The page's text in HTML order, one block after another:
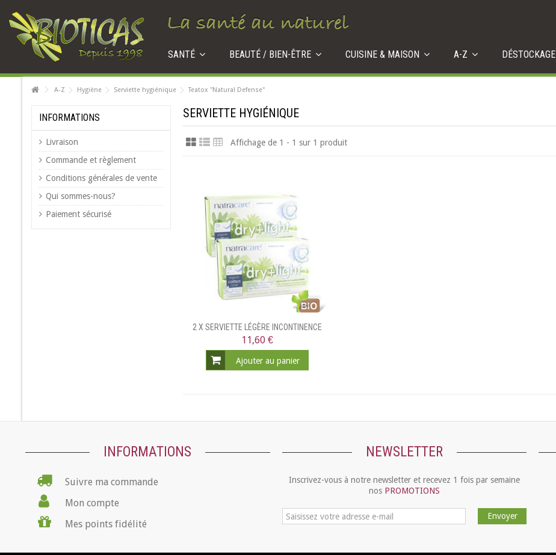
SANTÉ BEAUTÉ / BIEN-ÊTRE CUISINE & MAISON A-Z DÉSTOCKAGE
A-Z Hygiène Serviette hygiénique Teatox ''Natural Defense''
INFORMATIONS
Livraison
Commande et règlement
Conditions générales de vente
Qui sommes-nous?
Paiement sécurisé
SERVIETTE HYGIÉNIQUE
Affichage de 1 - 1 sur 1 produit
2 X SERVIETTE LÉGÈRE INCONTINENCE
11,60 €
Ajouter au panier
INFORMATIONS
Suivre ma commande
Mon compte
Mes points fidélité
NEWSLETTER
Inscrivez-vous à notre newsletter et recevez 1 fois par semaine
nos PROMOTIONS
Envoyer